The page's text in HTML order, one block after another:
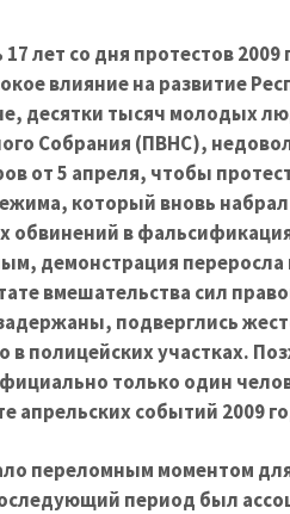
лет со дня протестов
влияние на развитие
десятки тысяч молодых
Собрания (ПВНС),
от 5 апреля, чтобы
который вновь набрал
обвинений в
демонстрация переросла
вмешательства сил
подверглись
полицейских участках.
только один
апрельских событий 2009
переломным моментом
период был